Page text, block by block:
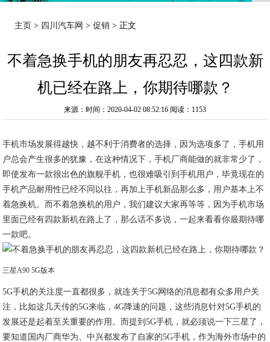
主页 > 四川汽车网 >促销 > 正文
不着急换手机的朋友再忍忍，这四款新
机已经在路上，你期待哪款？
来源：时间：2020-04-02 08:52:16 阅读：1153
手机市场发展得越快，越不利于消费者的选择，因为选项多了，手机用
户总会产生很多的犹豫，在这种情况下，手机厂商能做的就非常少了，
即使发布一款很出色的旗舰手机，也很难吸引到手机用户，毕竟现在的
手机产品耐用性已经不同以往，再加上手机新品那么多，用户基本上不
着急换机。而不着急换机的用户，我们建议大家再等等，因为手机市场
里面已经有四款新机在路上了，那么话不多说，一起来看看你最期待哪
一款吧。
三星A90 5G版本
5G手机的关注度一直都很多，就连关于5G网络的消息都有众多用户关
注，比如这几天传的5G来临，4G降速的问题，这些消息针对5G手机的
发展还是起着至关重要的作用。而提到5G手机，就必须说一下三星了，
要知道国内厂商华为、中兴都发布了自家的5G手机，作为海外市场中的